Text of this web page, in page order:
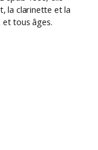
la clarinette et la
et tous âges.